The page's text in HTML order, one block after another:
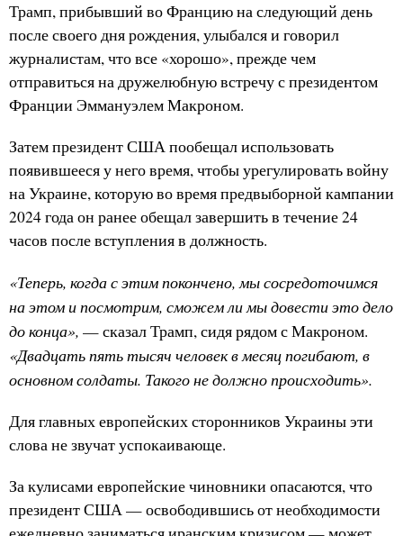
Трамп, прибывший во Францию на следующий день
после своего дня рождения, улыбался и говорил
журналистам, что все «хорошо», прежде чем
отправиться на дружелюбную встречу с президентом
Франции Эммануэлем Макроном.
Затем президент США пообещал использовать
появившееся у него время, чтобы урегулировать войну
на Украине, которую во время предвыборной кампании
2024 года он ранее обещал завершить в течение 24
часов после вступления в должность.
«Теперь, когда с этим покончено, мы сосредоточимся
на этом и посмотрим, сможем ли мы довести это дело
до конца», — сказал Трамп, сидя рядом с Макроном.
«Двадцать пять тысяч человек в месяц погибают, в
основном солдаты. Такого не должно происходить».
Для главных европейских сторонников Украины эти
слова не звучат успокаивающе.
За кулисами европейские чиновники опасаются, что
президент США — освободившись от необходимости